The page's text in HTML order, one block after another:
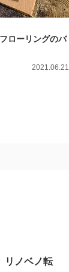
ローリングのバ
2021.06.21
リノベノ転